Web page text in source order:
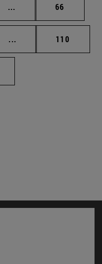
... Páginas intermedias
Página
66
... Páginas intermedias
Página
110